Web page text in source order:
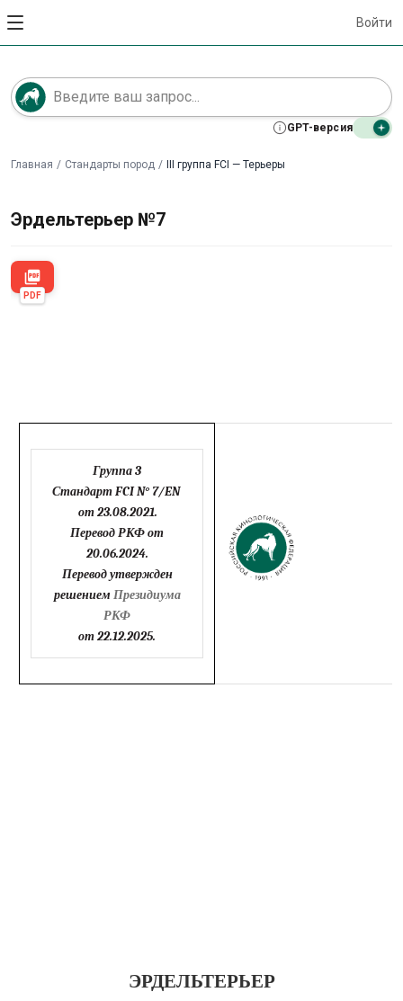
Войти
GPT-версия
Главная / Стандарты пород / III группа FCI — Терьеры
Эрдельтерьер №7
picture_as_pdf
PDF
Группа 3
СтандартFCI N° 7/EN
от 23.08.2021.
Перевод РКФ от
20.06.2024.
Перевод утвержден
решением Президиума
РКФ
от 22.12.2025.
ЭРДЕЛЬТЕРЬЕР